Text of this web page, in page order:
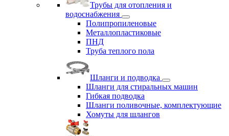
Трубы для отопления и
водоснабжения
Полипропиленовые
Металлопластиковые
ПНД
Труба теплого пола
Шланги и подводка
Шланги для стиральных машин
Гибкая подводка
Шланги поливочные, комплектующие
Хомуты для шлангов